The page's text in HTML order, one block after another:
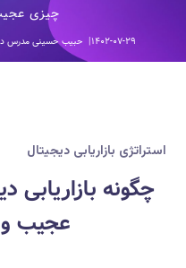
چیزی
۱۴۰۲-۰۷-۲۹ حبیب حسینی مدرس
استراتژی بازاریابی دیجیتال
چگونه بازاریابی
عجیب